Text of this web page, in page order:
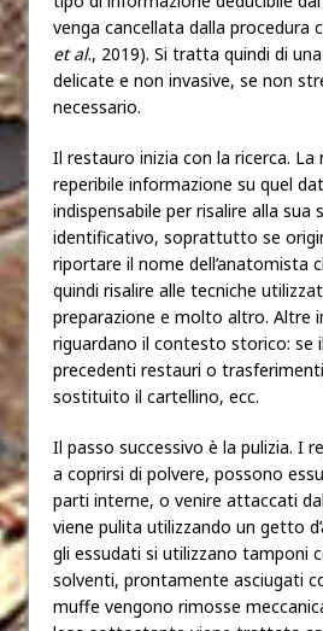
venga cancellata dalla procedura
et al., 2019). Si tratta quindi di
delicate e non invasive, se non
necessario.
Il restauro inizia con la ricerca. La
reperibile informazione su quel
indispensabile per risalire alla sua
identificativo, soprattutto se
riportare il nome dell’anatomista
quindi risalire alle tecniche
preparazione e molto altro. Altre
riguardano il contesto storico: se
precedenti restauri o
sostituito il cartellino, ecc.
Il passo successivo è la pulizia. I
a coprirsi di polvere, possono
parti interne, o venire attaccati
viene pulita utilizzando un getto
gli essudati si utilizzano tamponi
solventi, prontamente asciugati
muffe vengono rimosse